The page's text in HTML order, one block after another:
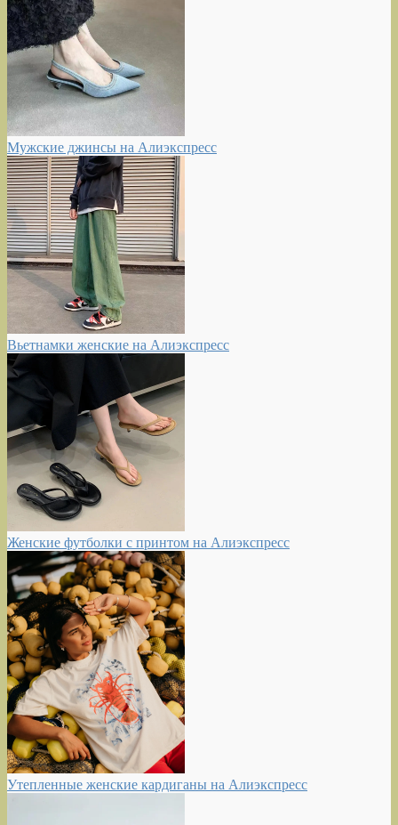
Мужские джинсы на Алиэкспресс
Вьетнамки женские на Алиэкспресс
Женские футболки с принтом на Алиэкспресс
Утепленные женские кардиганы на Алиэкспресс